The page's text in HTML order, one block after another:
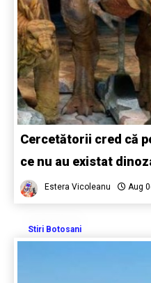
Cercetătorii cred că
ce nu au existat
Estera Vicoleanu Aug
Stiri Botosani